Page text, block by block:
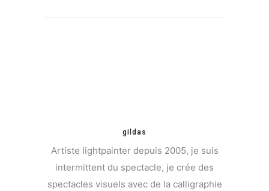
gildas
Artiste lightpainter depuis 2005, je suis
intermittent du spectacle, je crée des
spectacles visuels avec de la calligraphie